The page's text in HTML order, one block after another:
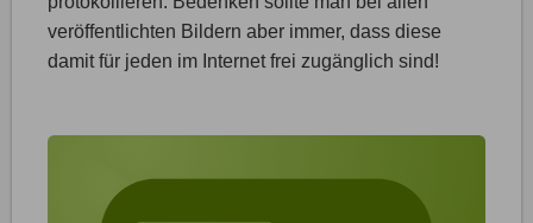
veröffentlichten Bildern aber immer, dass diese
damit für jeden im Internet frei zugänglich sind!